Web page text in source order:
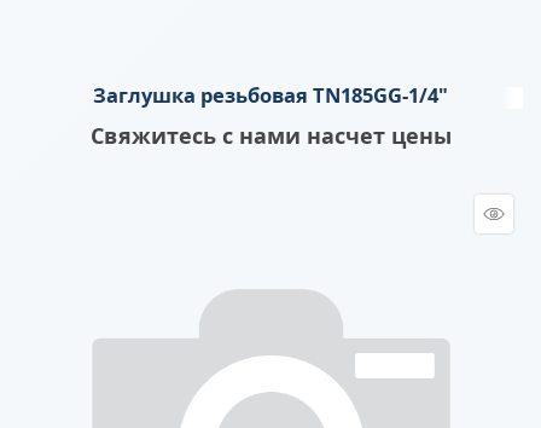
Заглушка резьбовая TN185GG-1/4"
Свяжитесь с нами насчет цены